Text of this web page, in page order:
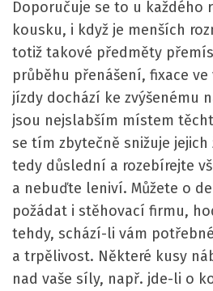
Doporučuje se to u každého
kousku, i když je menších
totiž takové předměty
průběhu přenášení, fixace
jízdy dochází ke zvýšenému
jsou nejslabším místem
se tím zbytečně snižuje
tedy důslední a rozebírejte
a nebuďte leniví. Můžete o
požádat i stěhovací firmu,
tehdy, schází-li vám
a trpělivost. Některé kusy
nad vaše síly, např. jde-li o